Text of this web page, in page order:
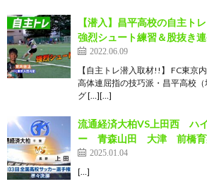
【潜入】昌平高校の自主ト
強烈シュート練習＆股抜き
2022.06.09
【自主トレ潜入取材!!】 FC東京
高体連屈指の技巧派・昌平高校
グ […][…]
流通経済大柏VS上田西 ハ
ー 青森山田 大津 前橋
2025.01.04
[…]